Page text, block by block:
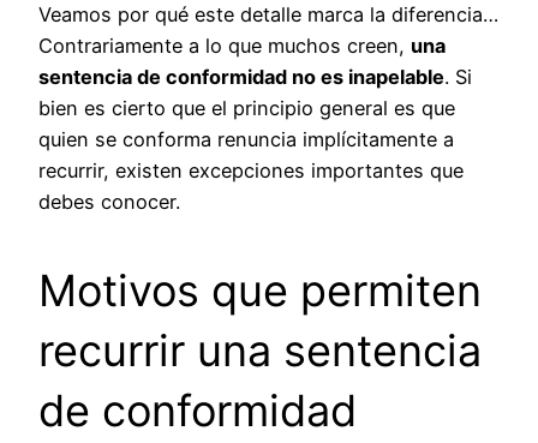
Veamos por qué este detalle marca la diferencia…
Contrariamente a lo que muchos creen, una
sentencia de conformidad no es inapelable. Si
bien es cierto que el principio general es que
quien se conforma renuncia implícitamente a
recurrir, existen excepciones importantes que
debes conocer.
Motivos que permiten
recurrir una sentencia
de conformidad